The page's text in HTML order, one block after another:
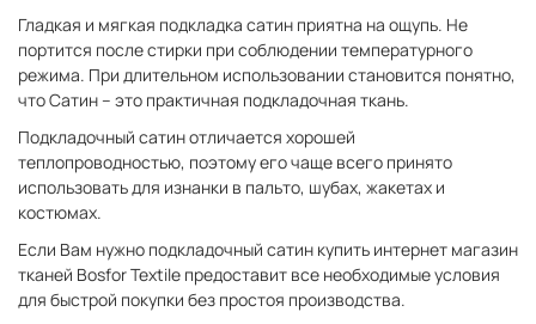
Гладкая и мягкая подкладка сатин приятна на ощупь. Не
портится после стирки при соблюдении температурного
режима. При длительном использовании становится понятно,
что Сатин – это практичная подкладочная ткань.
Подкладочный сатин отличается хорошей
теплопроводностью, поэтому его чаще всего принято
использовать для изнанки в пальто, шубах, жакетах и
костюмах.
Если Вам нужно подкладочный сатин купить интернет магазин
тканей Bosfor Textile предоставит все необходимые условия
для быстрой покупки без простоя производства.